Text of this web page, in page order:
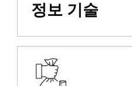
정보 기술